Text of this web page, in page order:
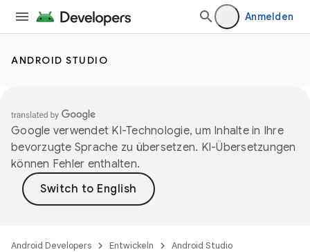
Anmelden
ANDROID STUDIO
Google verwendet KI-Technologie, um Inhalte in Ihre
bevorzugte Sprache zu übersetzen. KI-Übersetzungen
können Fehler enthalten.
Android Developers Entwickeln
Android Studio